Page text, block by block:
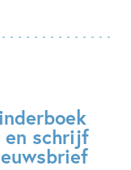
en schrijf